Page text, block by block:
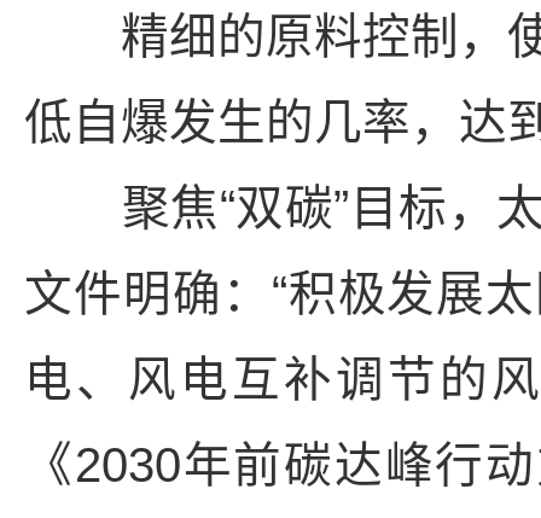
精细的原料控制，使
低自爆发生的几率，达
聚焦“双碳”目标，太
文件明确：“积极发展
电、风电互补调节的
《2030年前碳达峰行